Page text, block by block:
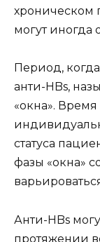
хроническом
могут иногда
Период, когда
анти-HBs,
«окна».
статуса
фазы «окна»
Анти-HBs
протяжении